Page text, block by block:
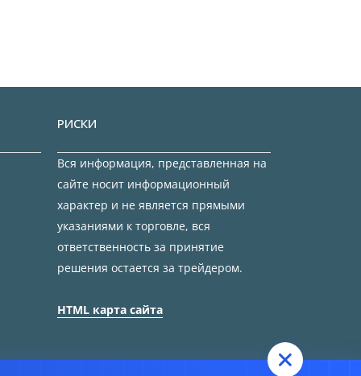
РИСКИ
Вся информация, представленная на
сайте носит информационный
характер и не является прямыми
указаниями к торговле, вся
ответственность за принятие
решения остается за трейдером.
HTML карта сайта